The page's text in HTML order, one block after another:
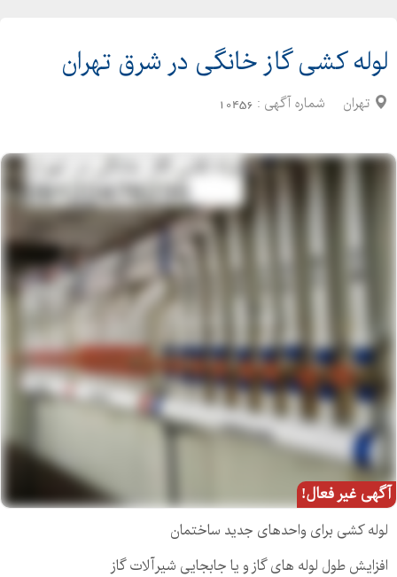
لوله کشی گاز خانگی در شرق تهران
تهران شماره آگهی : 10456
آگهی غیر فعال!
لوله کشی برای واحدهای جدید ساختمان
افزایش طول لوله های گاز و یا جابجایی شیرآلات گاز